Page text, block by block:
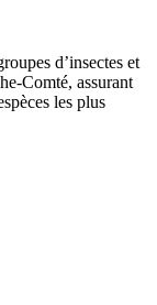
d’insectes et
Comté, assurant
les plus